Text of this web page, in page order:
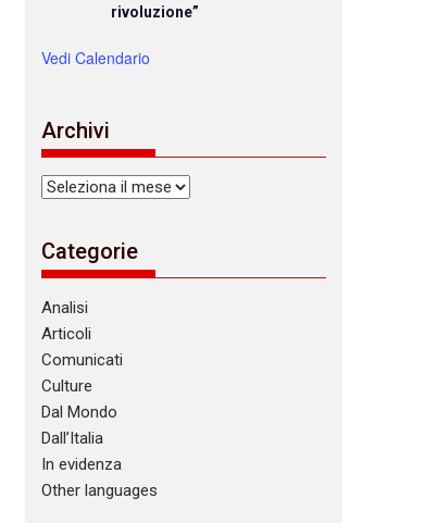
rivoluzione”
Vedi Calendario
Archivi
Archivi
Categorie
Analisi
Articoli
Comunicati
Culture
Dal Mondo
Dall’Italia
In evidenza
Other languages